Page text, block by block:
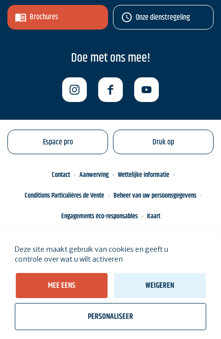
Brochures Onze dienstregeling
Doe met ons mee!
Espace pro Druk op
Contact Aanwerving
Wettelijke informatie
Conditions Particulières de Vente
Beheer van uw persoonsgegevens
Engagements éco-responsables
Kaart
Deze site maakt gebruik van cookies en geeft u
controle over wat u wilt activeren
MEE EENS WEIGEREN
PERSONALISEER